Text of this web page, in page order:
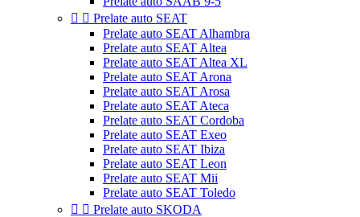
  Prelate auto SEAT
Prelate auto SEAT Alhambra
Prelate auto SEAT Altea
Prelate auto SEAT Altea XL
Prelate auto SEAT Arona
Prelate auto SEAT Arosa
Prelate auto SEAT Ateca
Prelate auto SEAT Cordoba
Prelate auto SEAT Exeo
Prelate auto SEAT Ibiza
Prelate auto SEAT Leon
Prelate auto SEAT Mii
Prelate auto SEAT Toledo
  Prelate auto SKODA